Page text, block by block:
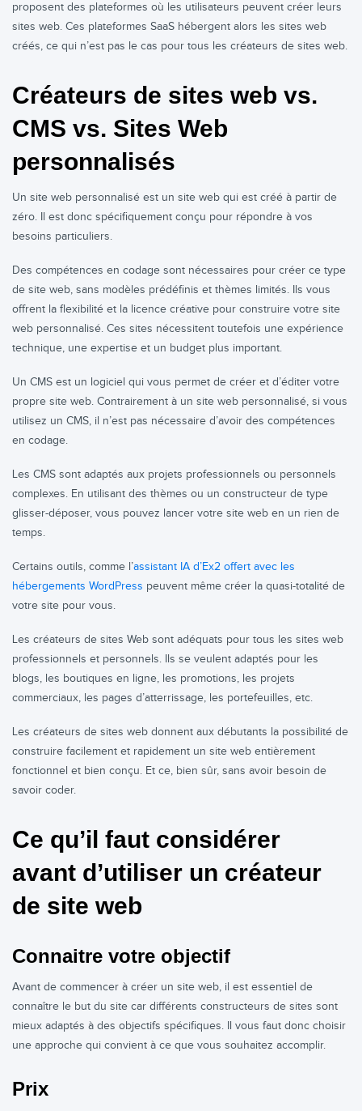
proposent des plateformes où les utilisateurs peuvent créer leurs
sites web. Ces plateformes SaaS hébergent alors les sites web
créés, ce qui n’est pas le cas pour tous les créateurs de sites web.
Créateurs de sites web vs.
CMS vs. Sites Web
personnalisés
Un site web personnalisé est un site web qui est créé à partir de
zéro. Il est donc spécifiquement conçu pour répondre à vos
besoins particuliers.
Des compétences en codage sont nécessaires pour créer ce type
de site web, sans modèles prédéfinis et thèmes limités. Ils vous
offrent la flexibilité et la licence créative pour construire votre site
web personnalisé. Ces sites nécessitent toutefois une expérience
technique, une expertise et un budget plus important.
Un CMS est un logiciel qui vous permet de créer et d’éditer votre
propre site web. Contrairement à un site web personnalisé, si vous
utilisez un CMS, il n’est pas nécessaire d’avoir des compétences
en codage.
Les CMS sont adaptés aux projets professionnels ou personnels
complexes. En utilisant des thèmes ou un constructeur de type
glisser-déposer, vous pouvez lancer votre site web en un rien de
temps.
Certains outils, comme l’assistant IA d’Ex2 offert avec les
hébergements WordPress peuvent même créer la quasi-totalité de
votre site pour vous.
Les créateurs de sites Web sont adéquats pour tous les sites web
professionnels et personnels. Ils se veulent adaptés pour les
blogs, les boutiques en ligne, les promotions, les projets
commerciaux, les pages d’atterrissage, les portefeuilles, etc.
Les créateurs de sites web donnent aux débutants la possibilité de
construire facilement et rapidement un site web entièrement
fonctionnel et bien conçu. Et ce, bien sûr, sans avoir besoin de
savoir coder.
Ce qu’il faut considérer
avant d’utiliser un créateur
de site web
Connaitre votre objectif
Avant de commencer à créer un site web, il est essentiel de
connaître le but du site car différents constructeurs de sites sont
mieux adaptés à des objectifs spécifiques. Il vous faut donc choisir
une approche qui convient à ce que vous souhaitez accomplir.
Prix